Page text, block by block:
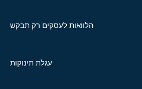
הלוואות לעסקים רק תבקש
עגלת תינוקות